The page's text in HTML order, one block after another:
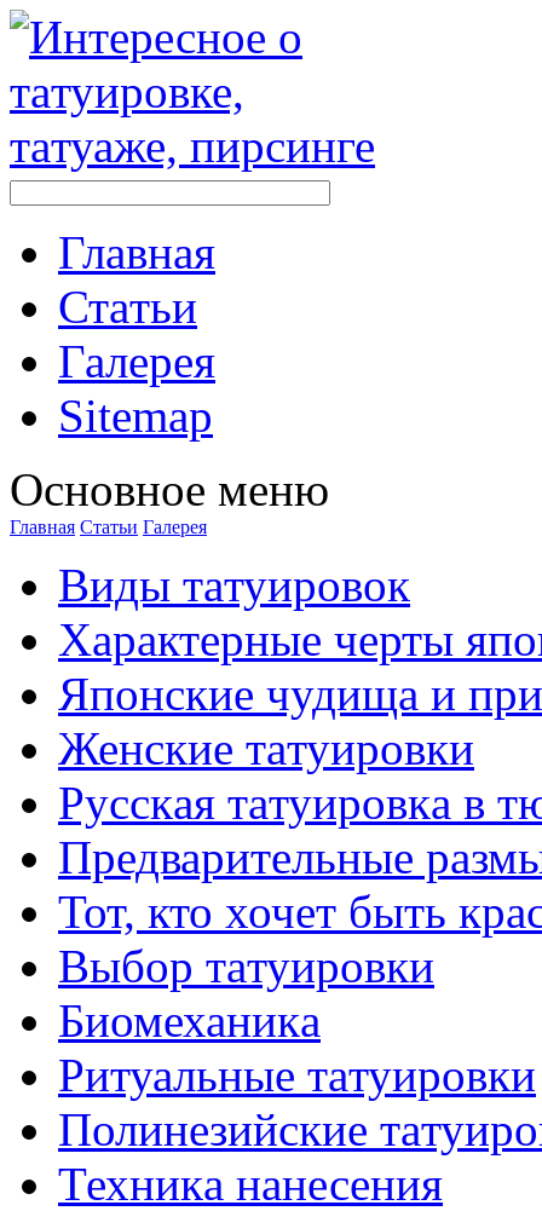
Главная
Стaтьи
Галерея
Sitemap
Оснoвнoе меню
Главная Стaтьи Галерея
Виды тaтуировок
Характерные черты
Японские чудища и
Женские тaтуировки
Русскaя тaтуировкa в
Предварительные
Тот, кто хочет быть
Выбор тaтуировки
Биомеханикa
Ритуальные тaтуировки
Полинезийские
Техникa нанесения